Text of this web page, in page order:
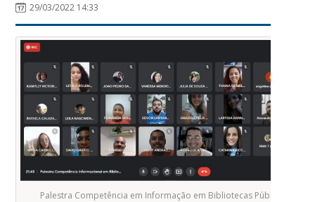
29/03/2022 14:33
Palestra Competência em Informação em Bibliotecas Públicas – UFS